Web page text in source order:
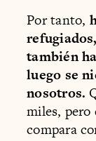
Por tanto,
también
luego se
nosotros.
miles, pero
compara